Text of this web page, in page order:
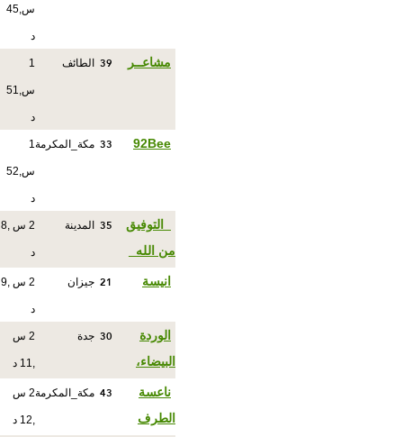
س,45
د
مشاعــر 39 الطائف 1
س,51
د
92Bee
33 مكة_المكرمة1
س,52
د
_التوفيق
من الله_
35 المدينة 2 س ,8
د
انيسة 21 جيزان 2 س ,9
د
الوردة
البيضاء،
30 جدة 2 س
,11 د
ناعسة
الطرف
43 مكة_المكرمة 2 س
,12 د